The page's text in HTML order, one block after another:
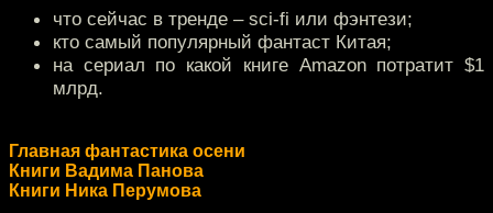
что сейчас в тренде – sci-fi или фэнтези;
кто самый популярный фантаст Китая;
на сериал по какой книге Amazon потратит $1
млрд.
Главная фантастика осени
Книги Вадима Панова
Книги Ника Перумова